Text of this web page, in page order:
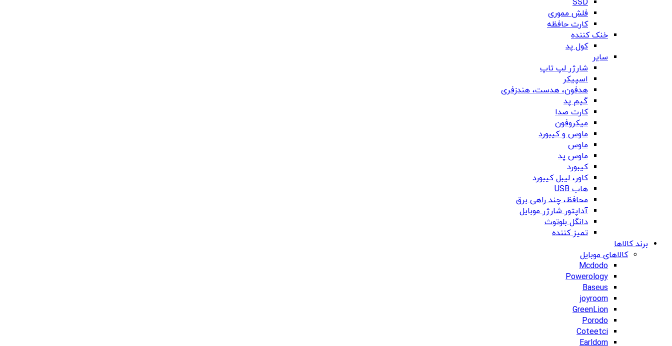
SSD
فلش مموری
کارت حافظه
خنک کننده
کول پد
سایر
شارژر لپ تاپ
اسپیکر
هدفون، هدست، هندزفری
گیم پد
کارت صدا
میکروفون
ماوس و کیبورد
ماوس
ماوس پد
کیبورد
کاور، لیبل کیبورد
هاب USB
محافظ، چند راهی برق
آداپتور شارژر موبایل
دانگل بلوتوث
تمیز کننده
برند کالاها
کالاهای موبایل
Mcdodo
Powerology
Baseus
joyroom
GreenLion
Porodo
Coteetci
Earldom